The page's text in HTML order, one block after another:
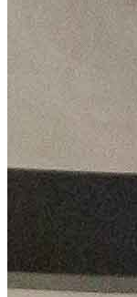
Juventude